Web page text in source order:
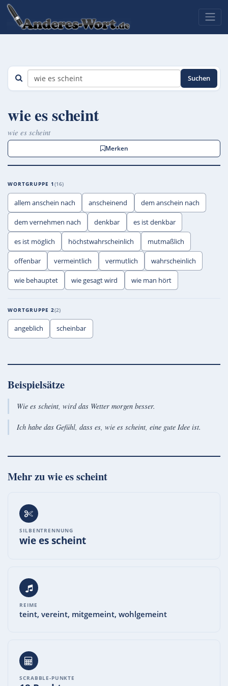
Suchen
wie es scheint
wie es scheint
Merken
WORTGRUPPE 1 16
allem anschein nach anscheinend dem anschein nach
dem vernehmen nach denkbar es ist denkbar
es ist möglich höchstwahrscheinlich mutmaßlich
offenbar vermeintlich vermutlich wahrscheinlich
wie behauptet wie gesagt wird wie man hört
WORTGRUPPE 2 2
angeblich scheinbar
Beispielsätze
Wie es scheint, wird das Wetter morgen besser.
Ich habe das Gefühl, dass es, wie es scheint, eine gute Idee ist.
Mehr zuwie es scheint
SILBENTRENNUNG
wie es scheint
REIME
teint, vereint, mitgemeint, wohlgemeint
SCRABBLE-PUNKTE